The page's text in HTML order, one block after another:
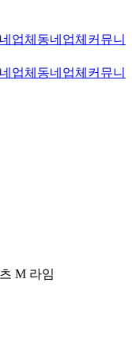
업체 동네업체 커뮤니
업체 동네업체 커뮤니
M 라임